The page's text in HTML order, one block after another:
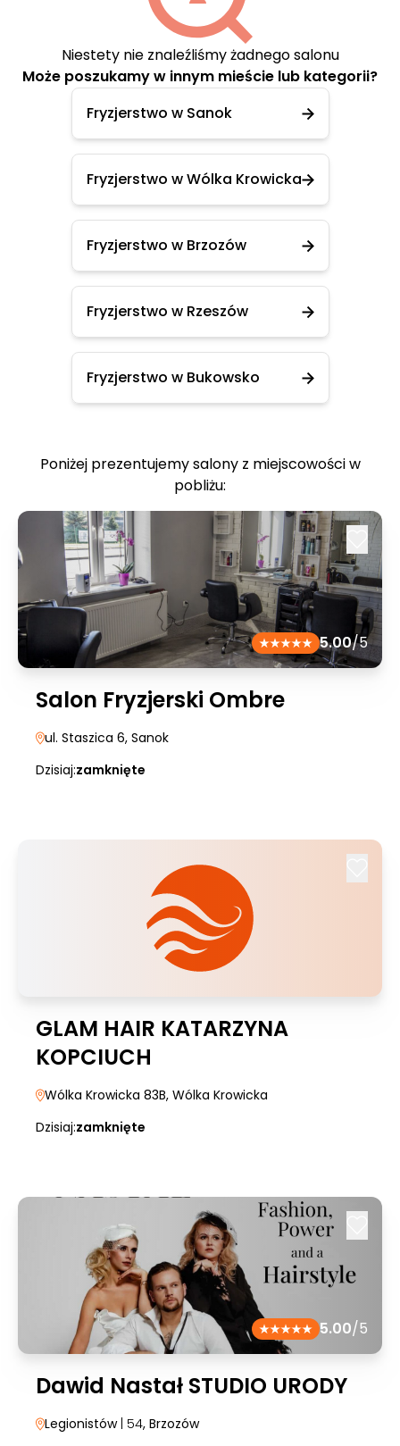
Niestety nie znaleźliśmy żadnego salonu
Może poszukamy w innym mieście lub kategorii?
Fryzjerstwo w Sanok
Fryzjerstwo w Wólka Krowicka
Fryzjerstwo w Brzozów
Fryzjerstwo w Rzeszów
Fryzjerstwo w Bukowsko
Poniżej prezentujemy salony z miejscowości w
pobliżu:
5.00/5
Salon Fryzjerski Ombre
ul. Staszica 6, Sanok
Dzisiaj:zamknięte
GLAM HAIR KATARZYNA
KOPCIUCH
Wólka Krowicka 83B, Wólka Krowicka
Dzisiaj:zamknięte
5.00/5
Dawid Nastał STUDIO URODY
Legionistów| 54, Brzozów